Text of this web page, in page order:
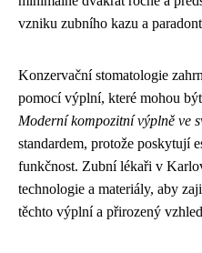
vzniku zubního kazu a
Konzervační stomatologie
pomocí výplní, které mohou
Moderní kompozitní výplně ve
standardem, protože poskytují
funkčnost. Zubní lékaři v
technologie a materiály, aby
těchto výplní a přirozený